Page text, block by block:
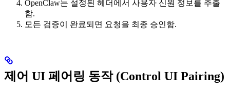
OpenClaw는 설정된 헤더에서 사용자 신원 정보를 추출
함.
모든 검증이 완료되면 요청을 최종 승인함.
제어 UI 페어링 동작 (Control UI Pairing)